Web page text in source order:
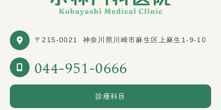
〒215-0021 神奈川県川崎市麻生区上麻生1-9-10
044-951-0666
診療科目